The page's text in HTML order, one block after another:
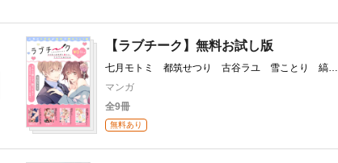
【ラブチーク】無料お試し版
七月モトミ 都筑せつり 古谷ラユ 雪ことり 縞島
おせろう
マンガ
全9冊
無料あり